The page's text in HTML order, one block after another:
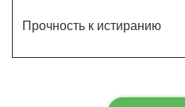
Прочность к истиранию